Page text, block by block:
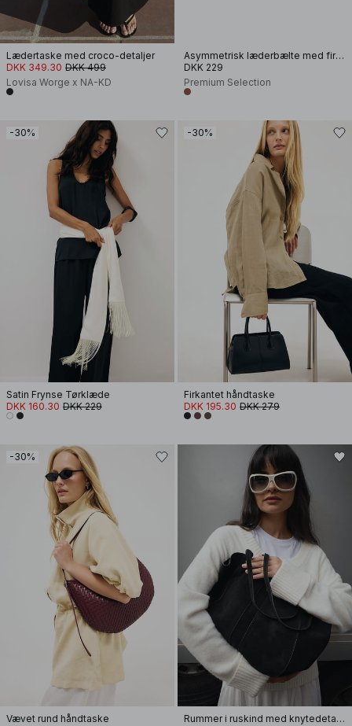
Lædertaske med croco-detaljer
DKK 349.30 DKK 499
Lovisa Worge x NA-KD
Asymmetrisk læderbælte med firkantet spænde
DKK 229
Premium Selection
-30%
Satin Frynse Tørklæde
DKK 160.30 DKK 229
-30%
Firkantet håndtaske
DKK 195.30 DKK 279
-30%
Vævet rund håndtaske
Rummer i ruskind med knytedetalje